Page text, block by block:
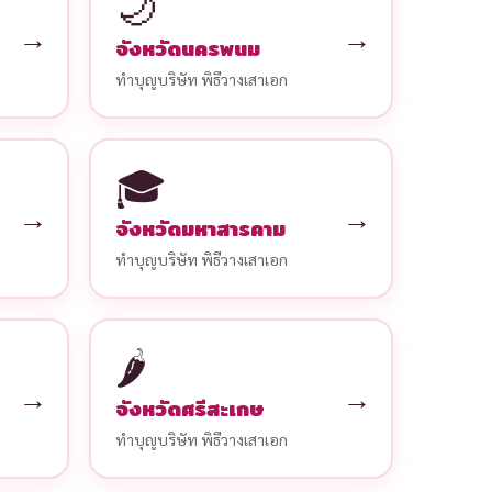
→ จังหวัดนครพนม
ทำบุญบริษัท พิธีวางเสาเอก
→
→
🎓
จังหวัดมหาสารคาม
ทำบุญบริษัท พิธีวางเสาเอก
→
→
🌶️
จังหวัดศรีสะเกษ
ทำบุญบริษัท พิธีวางเสาเอก
→